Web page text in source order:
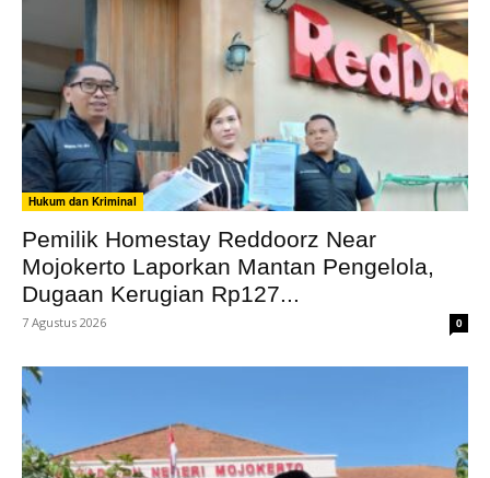
Hukum dan Kriminal
Pemilik Homestay Reddoorz Near
Mojokerto Laporkan Mantan Pengelola,
Dugaan Kerugian Rp127...
7 Agustus 2026 0